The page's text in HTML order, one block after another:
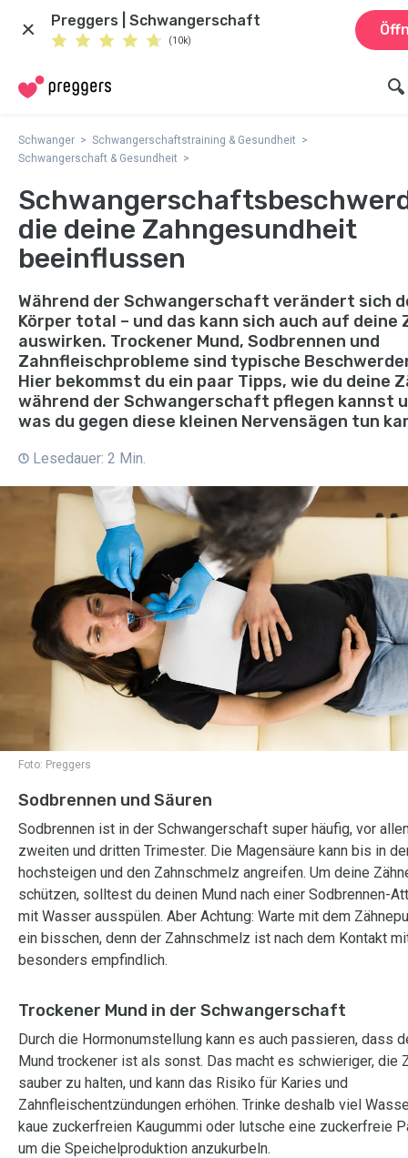
Preggers | Schwangerschaft
(10k)
Schwanger
Schwangerschaftstraining & Gesundheit
Schwangerschaft & Gesundheit
die deine Zahngesundheit
beeinflussen
Während der Schwangerschaft verändert sich
Körper total – und das kann sich auch auf deine
auswirken. Trockener Mund, Sodbrennen und
Zahnfleischprobleme sind typische
Hier bekommst du ein paar Tipps, wie du deine
während der Schwangerschaft pflegen kannst
was du gegen diese kleinen Nervensägen tun
Lesedauer: 2 Min.
Foto: Preggers
Sodbrennen und Säuren
Sodbrennen ist in der Schwangerschaft super häufig, vor
zweiten und dritten Trimester. Die Magensäure kann bis in
hochsteigen und den Zahnschmelz angreifen. Um deine
schützen, solltest du deinen Mund nach einer Sodbrennen-
mit Wasser ausspülen. Aber Achtung: Warte mit dem
ein bisschen, denn der Zahnschmelz ist nach dem Kontakt
besonders empfindlich.
Trockener Mund in der Schwangerschaft
Durch die Hormonumstellung kann es auch passieren, dass
Mund trockener ist als sonst. Das macht es schwieriger, die
sauber zu halten, und kann das Risiko für Karies und
Zahnfleischentzündungen erhöhen. Trinke deshalb viel
kaue zuckerfreien Kaugummi oder lutsche eine zuckerfreie
um die Speichelproduktion anzukurbeln.